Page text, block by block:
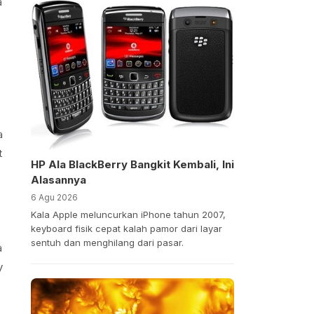
HP Ala BlackBerry Bangkit Kembali, Ini
Alasannya
6 Agu 2026
Kala Apple meluncurkan iPhone tahun 2007,
keyboard fisik cepat kalah pamor dari layar
sentuh dan menghilang dari pasar.